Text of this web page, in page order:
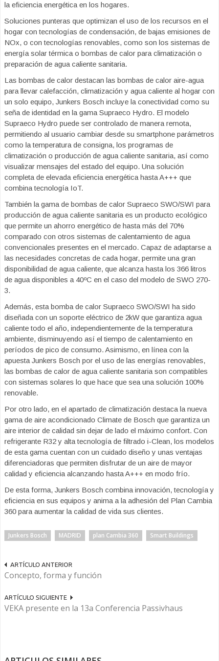
la eficiencia energética en los hogares.
Soluciones punteras que optimizan el uso de los recursos en el
hogar con tecnologías de condensación, de bajas emisiones de
NOx, o con tecnologías renovables, como son los sistemas de
energía solar térmica o bombas de calor para climatización o
preparación de agua caliente sanitaria.
Las bombas de calor destacan las bombas de calor aire-agua
para llevar calefacción, climatización y agua caliente al hogar con
un solo equipo, Junkers Bosch incluye la conectividad como su
seña de identidad en la gama Supraeco Hydro. El modelo
Supraeco Hydro puede ser controlado de manera remota,
permitiendo al usuario cambiar desde su smartphone parámetros
como la temperatura de consigna, los programas de
climatización o producción de agua caliente sanitaria, así como
visualizar mensajes del estado del equipo. Una solución
completa de elevada eficiencia energética hasta A+++ que
combina tecnología IoT.
También la gama de bombas de calor Supraeco SWO/SWI para
producción de agua caliente sanitaria es un producto ecológico
que permite un ahorro energético de hasta más del 70%
comparado con otros sistemas de calentamiento de agua
convencionales presentes en el mercado. Capaz de adaptarse a
las necesidades concretas de cada hogar, permite una gran
disponibilidad de agua caliente, que alcanza hasta los 366 litros
de agua disponibles a 40ºC en el caso del modelo de SWO 270-
3.
Además, esta bomba de calor Supraeco SWO/SWI ha sido
diseñada con un soporte eléctrico de 2kW que garantiza agua
caliente todo el año, independientemente de la temperatura
ambiente, disminuyendo así el tiempo de calentamiento en
períodos de pico de consumo. Asimismo, en línea con la
apuesta Junkers Bosch por el uso de las energías renovables,
las bombas de calor de agua caliente sanitaria son compatibles
con sistemas solares lo que hace que sea una solución 100%
renovable.
Por otro lado, en el apartado de climatización destaca la nueva
gama de aire acondicionado Climate de Bosch que garantiza un
aire interior de calidad sin dejar de lado el máximo confort. Con
refrigerante R32 y alta tecnología de filtrado i-Clean, los modelos
de esta gama cuentan con un cuidado diseño y unas ventajas
diferenciadoras que permiten disfrutar de un aire de mayor
calidad y eficiencia alcanzando hasta A+++ en modo frío.
De esta forma, Junkers Bosch combina innovación, tecnología y
eficiencia en sus equipos y anima a la adhesión del Plan Cambia
360 para aumentar la calidad de vida sus clientes.
Junkers Bosch MADRID plan Cambia 360 Smart Buildings
ARTÍCULO ANTERIOR
Concepto, forma y función
ARTÍCULO SIGUIENTE
VEKA presente en la 13a Conferencia Passivhaus